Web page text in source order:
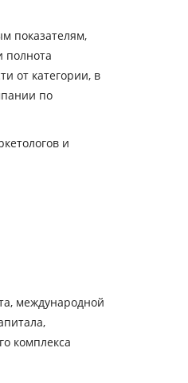
показателям,
полнота
от категории, в
по
и
международной
комплекса